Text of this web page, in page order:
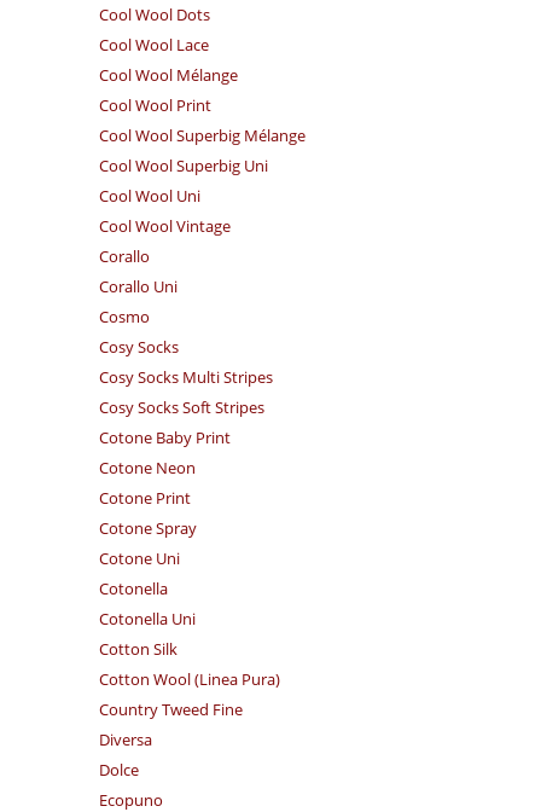
Cool Wool Dots
Cool Wool Lace
Cool Wool Mélange
Cool Wool Print
Cool Wool Superbig Mélange
Cool Wool Superbig Uni
Cool Wool Uni
Cool Wool Vintage
Corallo
Corallo Uni
Cosmo
Cosy Socks
Cosy Socks Multi Stripes
Cosy Socks Soft Stripes
Cotone Baby Print
Cotone Neon
Cotone Print
Cotone Spray
Cotone Uni
Cotonella
Cotonella Uni
Cotton Silk
Cotton Wool (Linea Pura)
Country Tweed Fine
Diversa
Dolce
Ecopuno